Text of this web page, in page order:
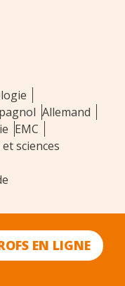
Allemand
EMC
sciences
EN LIGNE